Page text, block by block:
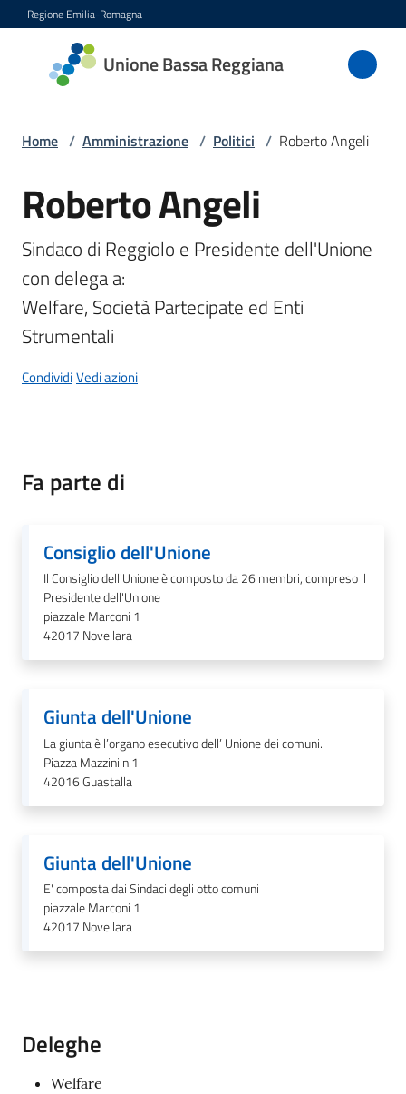
Vai al contenuto
Vai alla navigazione
Vai al footer
Regione Emilia-Romagna
Unione Bassa Reggiana
Unione
Bassa
Amministrazione
Menu selezionato
Novità
Servizi
Vivere
Tutti
Seguici
Home / Amministrazione / Politici / Roberto Angeli
Salta al contenuto
Roberto Angeli
Sindaco di Reggiolo e Presidente dell'Unione
con delega a:
Welfare, Società Partecipate ed Enti
Strumentali
CondividiVedi azioni
Fa parte di
Consiglio dell'Unione
Il Consiglio dell'Unione è composto da 26 membri, compreso il
Presidente dell'Unione
piazzale Marconi 1
42017 Novellara
Giunta dell'Unione
La giunta è l’organo esecutivo dell’ Unione dei comuni.
Piazza Mazzini n.1
42016Guastalla
Giunta dell'Unione
E' composta dai Sindaci degli otto comuni
piazzale Marconi 1
42017 Novellara
Deleghe
Welfare